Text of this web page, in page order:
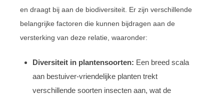
en draagt bij aan de biodiversiteit. Er zijn verschillende
belangrijke factoren die kunnen bijdragen aan de
versterking van deze relatie, waaronder:
Diversiteit in plantensoorten: Een breed scala
aan bestuiver-vriendelijke planten trekt
verschillende soorten insecten aan, wat de